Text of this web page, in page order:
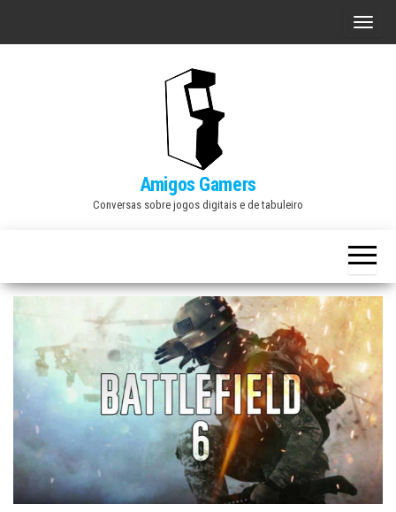
A
a
v
e
g
a
ç
ã
o
Amigos Gamers
Conversas sobre jogos digitais e de tabuleiro